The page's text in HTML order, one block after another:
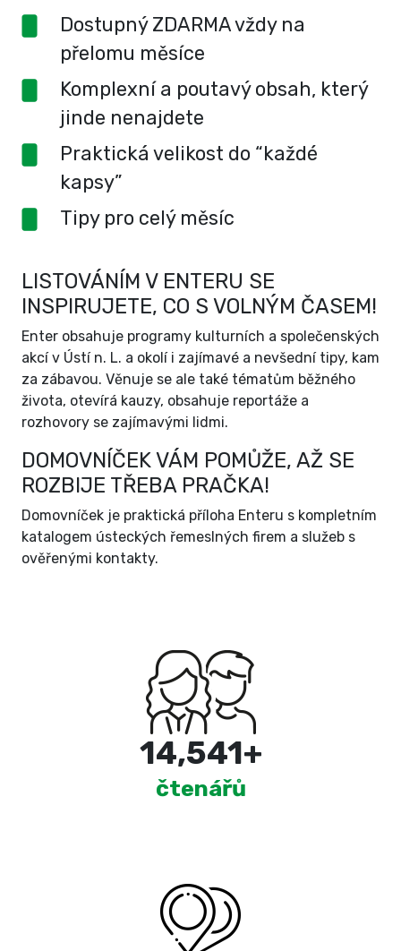
Dostupný ZDARMA vždy na
přelomu měsíce
Komplexní a poutavý obsah, který
jinde nenajdete
Praktická velikost do “každé
kapsy”
Tipy pro celý měsíc
LISTOVÁNÍM V ENTERU SE
INSPIRUJETE, CO S VOLNÝM ČASEM!
Enter obsahuje programy kulturních a společenských
akcí v Ústí n. L. a okolí i zajímavé a nevšední tipy, kam
za zábavou. Věnuje se ale také tématům běžného
života, otevírá kauzy, obsahuje reportáže a
rozhovory se zajímavými lidmi.
DOMOVNÍČEK VÁM POMŮŽE, AŽ SE
ROZBIJE TŘEBA PRAČKA!
Domovníček je praktická příloha Enteru s kompletním
katalogem ústeckých řemeslných firem a služeb s
ověřenými kontakty.
15,000+
čtenářů